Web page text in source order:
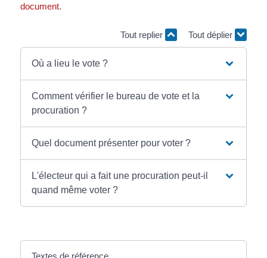
document.
Tout replier Tout déplier
Où a lieu le vote ?
Comment vérifier le bureau de vote et la
procuration ?
Quel document présenter pour voter ?
L'électeur qui a fait une procuration peut-il
quand même voter ?
Textes de référence